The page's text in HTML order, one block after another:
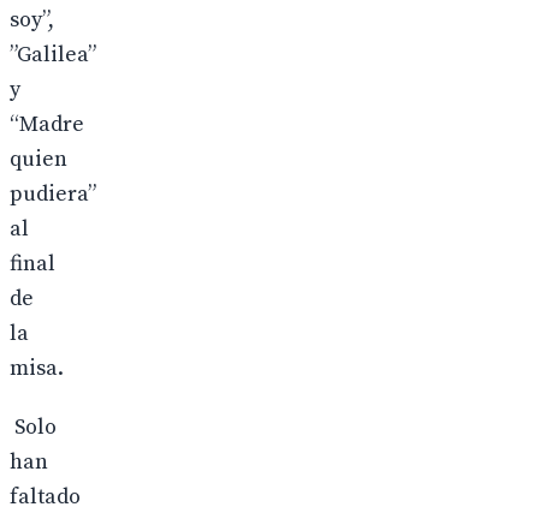
soy”,
”Galilea”
y
“Madre
quien
pudiera”
al
final
de
la
misa.
Solo
han
faltado